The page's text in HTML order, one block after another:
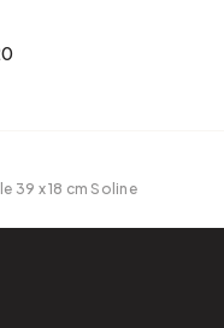
39 x 18 cm Soline